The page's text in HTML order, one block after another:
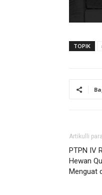
TOPIK
Artikulli
PTPN IV
Hewan
Menguat